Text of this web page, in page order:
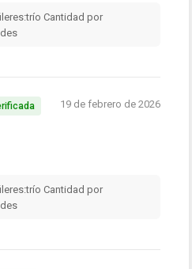
Cantidad por
19 de febrero de 2026
Cantidad por